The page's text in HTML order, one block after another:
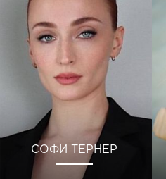
СОФИ ТЕРНЕР